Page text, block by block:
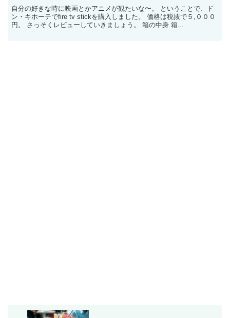
自分の好きな時に映画とかアニメが観たいな〜。 ということで、ド
ン・キホーテでfire tv stickを購入しました。 価格は税抜で５,０００
円。 さっそくレビューしていきましょう。 箱の中身 箱...